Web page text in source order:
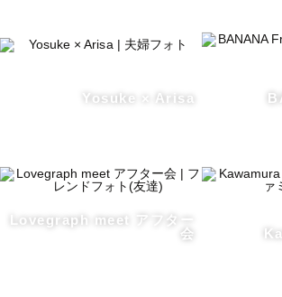
Yosuke × Arisa
Lovegraph meet アフター
会